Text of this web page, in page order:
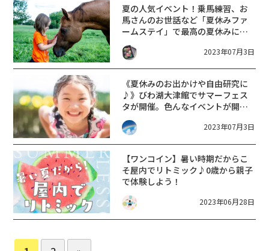
夏の人気イベント！乗馬練習、お
馬さんのお世話など「夏休みファ
ームステイ」で最高の夏休みにし
よう！水口乗馬クラブ【7/31〜
8/3】
2023年07月3日
《夏休みのお出かけや自由研究に
♪》びわ湖大津館でサマーフェス
タが開催。色んなイベントが開催
されます。
2023年07月3日
【ワンコイン】暑い時期だからこ
そ屋内でリトミック♪0歳から親子
で体験しよう！
2023年06月28日